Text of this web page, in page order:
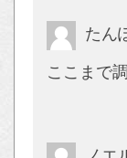
たん
ここまで